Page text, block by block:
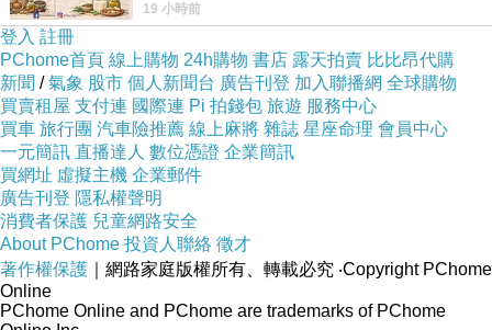
中職40歲世代選手引退潮 下一個一起打到40歲
的世代是否能一路接棒下去？
《上一篇》深夜收音機
《下一篇》《傳奇42號》- 觀後感
https://www.facebook.com/photo/?fbid=147
19 小時前
登入 註冊
PChome首頁 線上購物 24h購物 書店 露天拍賣 比比昂代購
新聞 /氣象 股市 個人新聞台 廣告刊登 加入聯播網 全球購物
買賣租屋 支付連 國際連 Pi 拍錢包 旅遊 服務中心
買車 旅行團 汽車險推薦 線上麻將 雜誌 星座命理 會員中心
一元簡訊 直播達人 數位憑證 企業簡訊
買網址 虛擬主機 企業郵件
廣告刊登 隱私權聲明
消費者保護 兒童網路安全
About PChome 投資人聯絡 徵才
著作權保護 ｜網路家庭版權所有、轉載必究 ‧Copyright PChome
Online
PChome Online and PChome are trademarks of PChome